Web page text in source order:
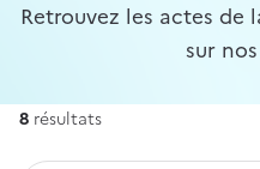
Retrouvez les actes de
sur
8
8 résultats